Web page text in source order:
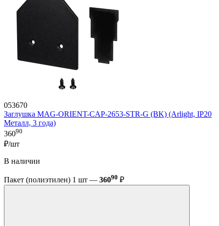
053670
Заглушка MAG-ORIENT-CAP-2653-STR-G (BK) (Arlight, IP20
Металл, 3 года)
36090
₽/шт
В наличии
Пакет (полиэтилен) 1 шт — 36090 ₽